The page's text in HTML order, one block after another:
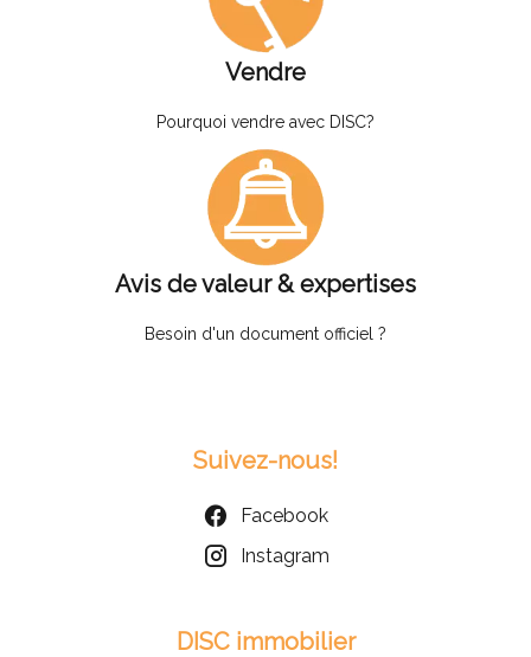
Vendre
Pourquoi vendre avec DISC?
Avis de valeur & expertises
Besoin d'un document officiel ?
Suivez-nous!
Facebook
Instagram
DISC immobilier